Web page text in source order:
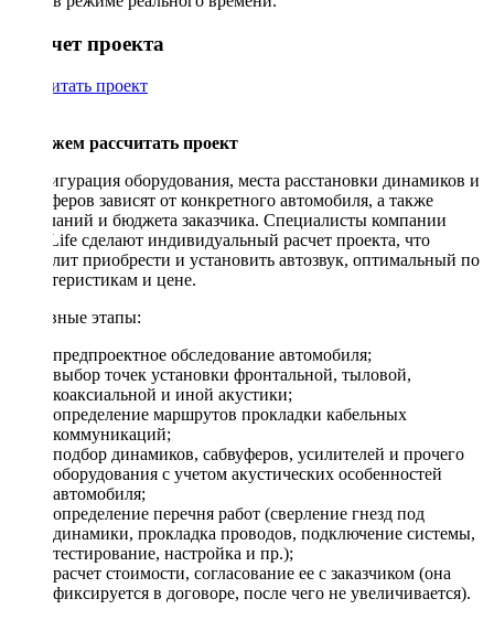
Рассчет проекта
Рассчитать проект
Поможем рассчитать проект
Конфигурация оборудования, места расстановки динамиков и
сабвуферов зависят от конкретного автомобиля, а также
пожеланий и бюджета заказчика. Специалисты компании
DriveLife сделают индивидуальный расчет проекта, что
позволит приобрести и установить автозвук, оптимальный по
характеристикам и цене.
Основные этапы:
предпроектное обследование автомобиля;
выбор точек установки фронтальной, тыловой,
коаксиальной и иной акустики;
определение маршрутов прокладки кабельных
коммуникаций;
подбор динамиков, сабвуферов, усилителей и прочего
оборудования с учетом акустических особенностей
автомобиля;
определение перечня работ (сверление гнезд под
динамики, прокладка проводов, подключение системы,
тестирование, настройка и пр.);
расчет стоимости, согласование ее с заказчиком (она
фиксируется в договоре, после чего не увеличивается).